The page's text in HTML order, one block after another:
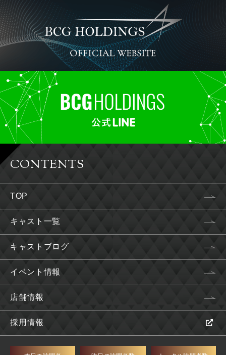
CONTENTS
TOP
キャスト一覧
キャストブログ
イベント情報
店舗情報
採用情報